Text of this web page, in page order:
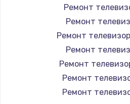
Замена
1100
Замена шим-
Ремонт
Ремонт
Ремонт
Ремонт
Ремонт
Ремонт
Ремонт